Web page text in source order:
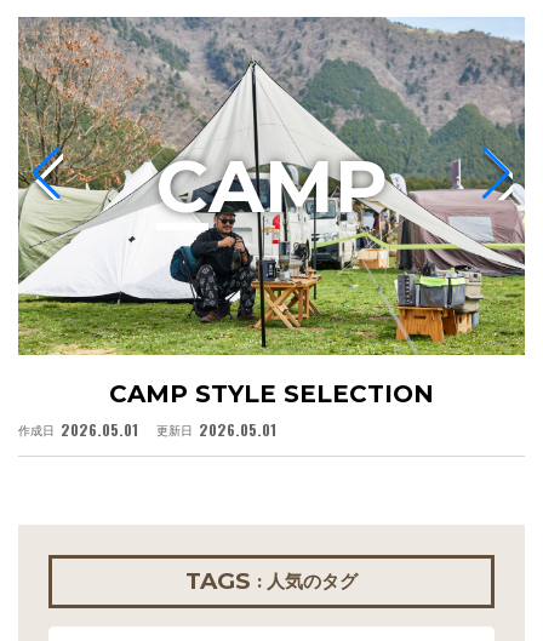
CAMP STYLE SELECTION
作成日 2026.05.01 更新日 2026.05.01
CAMP
TAGS : 人気のタグ